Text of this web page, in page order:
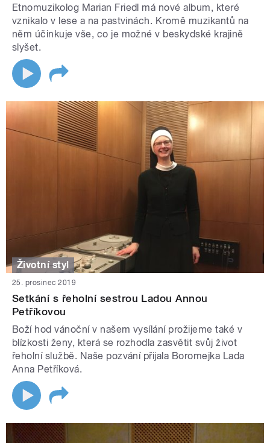
Etnomuzikolog Marian Friedl má nové album, které
vznikalo v lese a na pastvinách. Kromě muzikantů na
něm účinkuje vše, co je možné v beskydské krajině
slyšet.
Životní styl
25. prosinec 2019
Setkání s řeholní sestrou Ladou Annou
Petříkovou
Boží hod vánoční v našem vysílání prožijeme také v
blízkosti ženy, která se rozhodla zasvětit svůj život
řeholní službě. Naše pozvání přijala Boromejka Lada
Anna Petříková.